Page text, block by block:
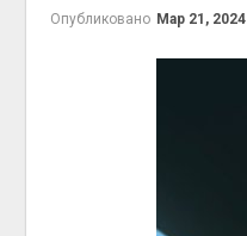
Опубликовано Мар 21, 2024